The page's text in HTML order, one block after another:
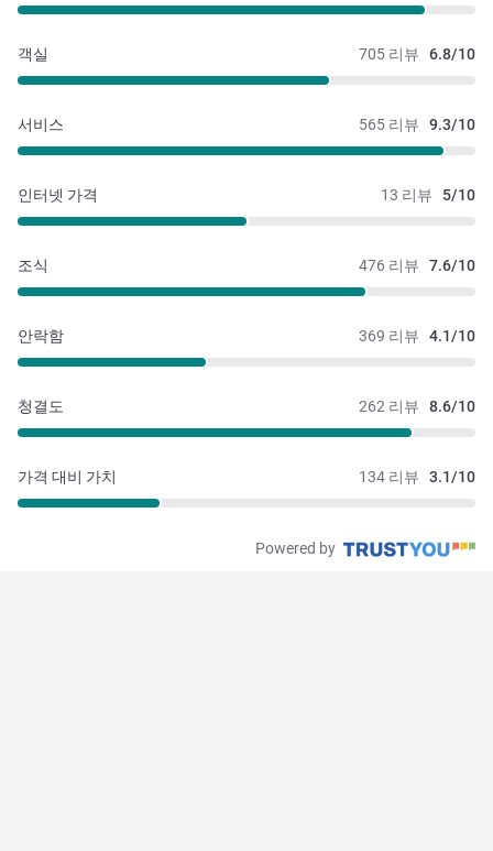
705 리뷰 6.8/10
객실
565 리뷰 9.3/10
서비스
13 리뷰 5/10
인터넷 가격
476 리뷰 7.6/10
조식
369 리뷰 4.1/10
안락함
262 리뷰 8.6/10
청결도
134 리뷰 3.1/10
가격 대비 가치
Powered by